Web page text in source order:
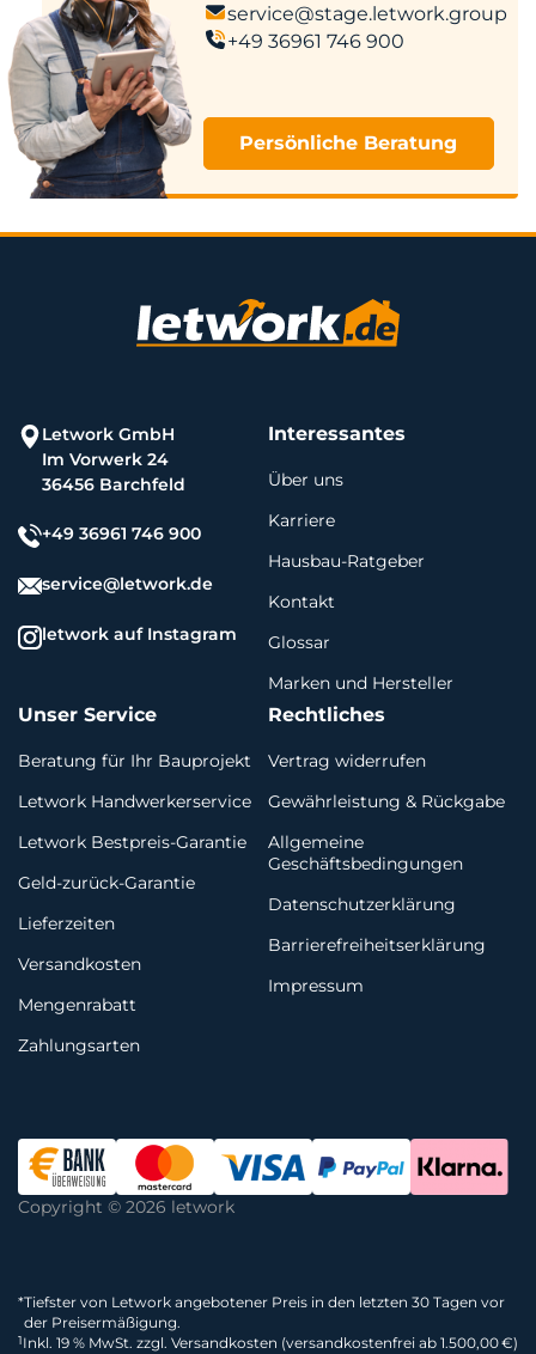
service@stage.letwork.group
+49 36961 746 900
Persönliche Beratung
Letwork GmbH
Im Vorwerk 24
36456 Barchfeld
+49 36961 746 900
service@letwork.de
letwork auf Instagram
Interessantes
Über uns
Karriere
Hausbau-Ratgeber
Kontakt
Glossar
Marken und Hersteller
Unser Service
Beratung für Ihr Bauprojekt
Letwork Handwerkerservice
Letwork Bestpreis-Garantie
Geld-zurück-Garantie
Lieferzeiten
Versandkosten
Mengenrabatt
Zahlungsarten
Rechtliches
Vertrag widerrufen
Gewährleistung & Rückgabe
Allgemeine
Geschäftsbedingungen
Datenschutzerklärung
Barrierefreiheitserklärung
Impressum
Copyright © 2026 letwork
*Tiefster von Letwork angebotener Preis in den letzten 30 Tagen vor
der Preisermäßigung.
1Inkl. 19 % MwSt. zzgl. Versandkosten (versandkostenfrei ab 1.500,00 €)